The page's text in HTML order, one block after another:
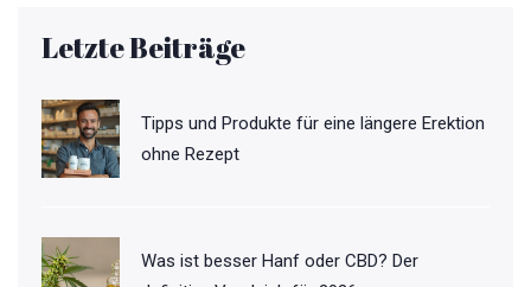
Letzte Beiträge
Tipps und Produkte für eine längere Erektion
ohne Rezept
Was ist besser Hanf oder CBD? Der